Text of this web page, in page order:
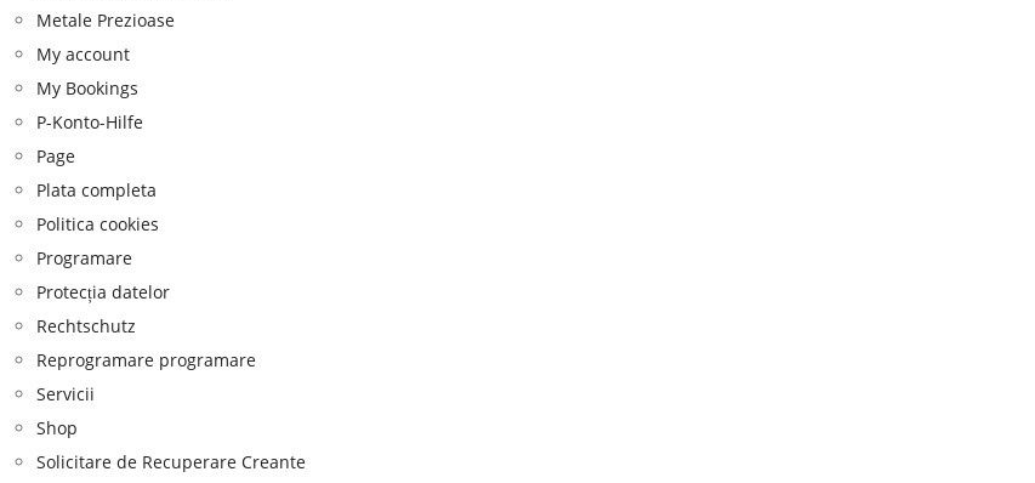
Metale Prezioase
My account
My Bookings
P-Konto-Hilfe
Page
Plata completa
Politica cookies
Programare
Protecția datelor
Rechtschutz
Reprogramare programare
Servicii
Shop
Solicitare de Recuperare Creante